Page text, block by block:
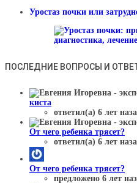
Уростаз почки или
ПОСЛЕДНИЕ ВОПРОСЫ И
киста
ответил(а) 6 лет
От чего ребенка трясет?
ответил(а) 6 лет
От чего ребенка трясет?
предложено 6 лет